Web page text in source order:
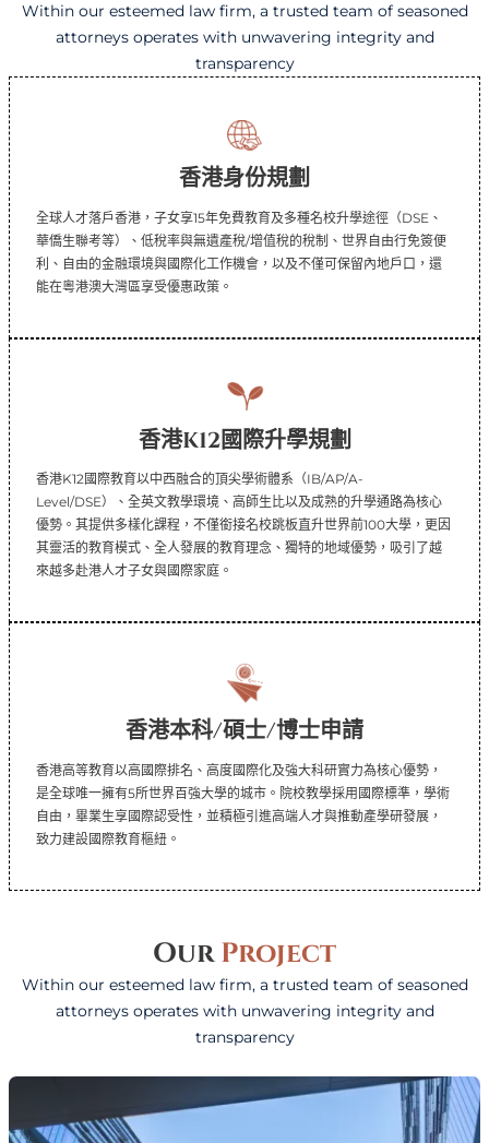
Within our esteemed law firm, a trusted team of seasoned
attorneys operates with unwavering integrity and
transparency
香港身份規劃
全球人才落戶香港，子女享15年免費教育及多種名校升學途徑（DSE、
華僑生聯考等）、低稅率與無遺產稅/增值稅的稅制、世界自由行免簽便
利、自由的金融環境與國際化工作機會，以及不僅可保留內地戶口，還
能在粵港澳大灣區享受優惠政策。
香港K12國際升學規劃
香港K12國際教育以中西融合的頂尖學術體系（IB/AP/A-
Level/DSE）、全英文教學環境、高師生比以及成熟的升學通路為核心
優勢。其提供多樣化課程，不僅銜接名校跳板直升世界前100大學，更因
其靈活的教育模式、全人發展的教育理念、獨特的地域優勢，吸引了越
來越多赴港人才子女與國際家庭。
香港本科/碩士/博士申請
香港高等教育以高國際排名、高度國際化及強大科研實力為核心優勢，
是全球唯一擁有5所世界百強大學的城市。院校教學採用國際標準，學術
自由，畢業生享國際認受性，並積極引進高端人才與推動產學研發展，
致力建設國際教育樞紐。
OurProject
Within our esteemed law firm, a trusted team of seasoned
attorneys operates with unwavering integrity and
transparency